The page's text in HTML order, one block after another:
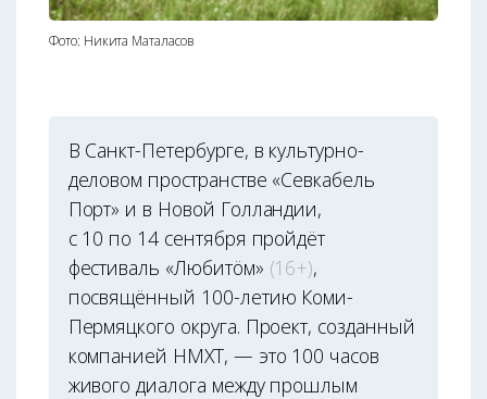
Фото: Никита Маталасов
В Санкт-Петербурге, в культурно-
деловом пространстве «Севкабель
Порт» и в Новой Голландии,
с 10 по 14 сентября пройдёт
фестиваль «Любитöм» (16+),
посвящённый 100-летию Коми-
Пермяцкого округа. Проект, созданный
компанией НМХТ, — это 100 часов
живого диалога между прошлым